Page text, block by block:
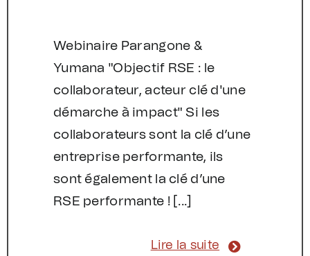
Webinaire Parangone &
Yumana "Objectif RSE : le
collaborateur, acteur clé d'une
démarche à impact" Si les
collaborateurs sont la clé d’une
entreprise performante, ils
sont également la clé d’une
RSE performante ! [...]
Lire la suite